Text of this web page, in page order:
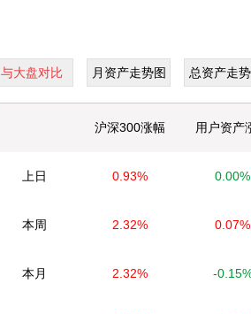
与大盘对比 月资产走势图 总资产走
沪深300涨幅 用户资产
上日 0.93% 0.00%
本周 2.32% 0.07%
本月 2.32% -